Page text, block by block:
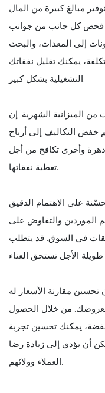
مبالغ كبيرة من المال
فحص كل جانب من جوانب
إلى المعدات، والبحث
يمكنك تقليل نفقاتك
التشغيلية بشكل كبير.
الميزانية الشهرية. إن
خفض التكاليف إلى أرباح
وأخرى تكافح من أجل
تغطية نفقاتها.
على الاهتمام الدقيق
الموردين والتفاوض على
في السوق. قد يتطلب
تحسين مقارنة الأسعار له
لعروضك. من خلال الحصول
يمكنك تحسين تجربة
أن يؤدي إلى زيادة رضا
العملاء وولائهم.